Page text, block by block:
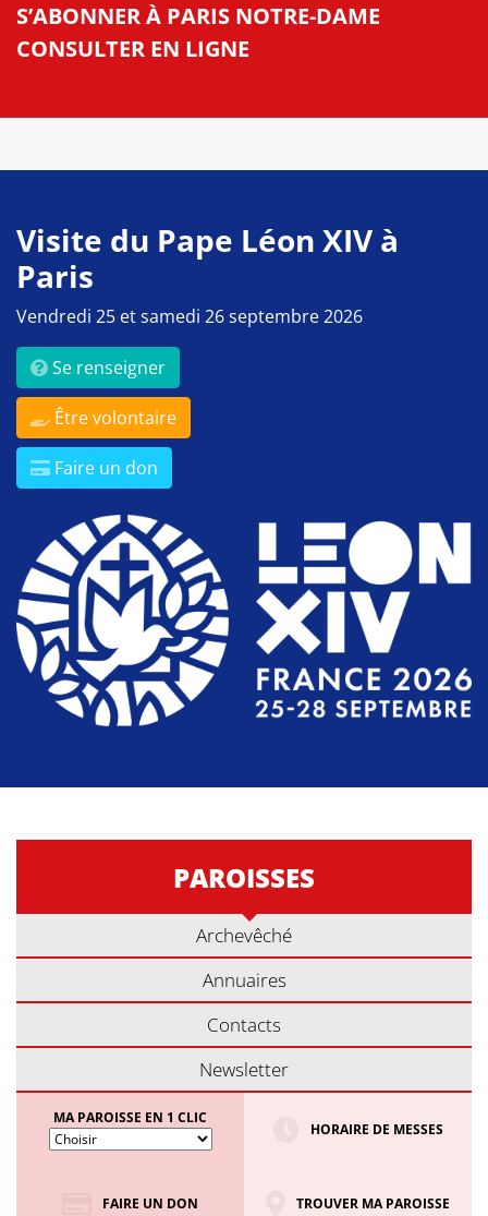
S’ABONNER À PARIS NOTRE-DAME
CONSULTER EN LIGNE
Visite du Pape Léon XIV à
Paris
Vendredi 25 et samedi 26 septembre 2026
Se renseigner
Être volontaire
Faire un don
PAROISSES
Archevêché
Annuaires
Contacts
Newsletter
MA PAROISSE EN 1 CLIC
HORAIRE DE MESSES
FAIRE UN DON TROUVER MA PAROISSE